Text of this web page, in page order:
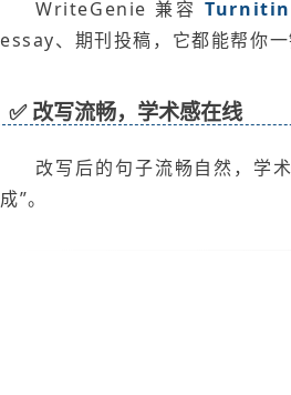
WriteGenie 兼容Turnitin
essay、期刊投稿，它都能帮你一
✅ 改写流畅，学术感在线
改写后的句子流畅自然，学
成”。